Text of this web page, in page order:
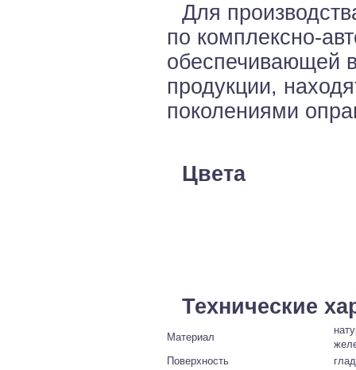
Для
по комплексно-
обеспечивающей
продукции,
поколениями
Цвета
Технические
Материал
Поверхность